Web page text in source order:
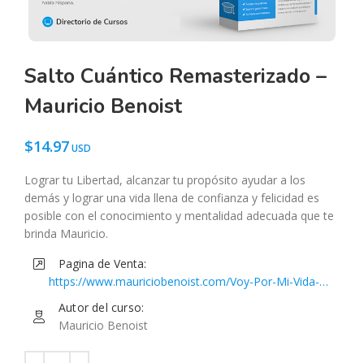
Salto Cuántico Remasterizado –
Mauricio Benoist
$14.97
Lograr tu Libertad, alcanzar tu propósito ayudar a los
demás y lograr una vida llena de confianza y felicidad es
posible con el conocimiento y mentalidad adecuada que te
brinda Mauricio.
Pagina de Venta:
https://www.mauriciobenoist.com/Voy-Por-Mi-Vida-
Autor del curso:
Mauricio Benoist